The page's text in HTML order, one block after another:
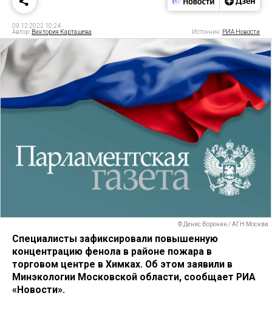
09.12.2022 10:24
Автор: Виктория Карташева Источник: РИА Новости
© Денис Воронин / АГН Москва
Специалисты зафиксировали повышенную
концентрацию фенола в районе пожара в
торговом центре в Химках. Об этом заявили в
Минэкологии Московской области, сообщает РИА
«Новости».